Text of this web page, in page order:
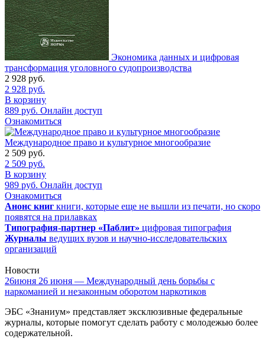
Экономика данных и цифровая
трансформация уголовного судопроизводства
2 928 руб.
2 928 руб.
В корзину
889 руб. Онлайн доступ
Ознакомиться
Международное право и культурное многообразие
2 509 руб.
2 509 руб.
В корзину
989 руб. Онлайн доступ
Ознакомиться
Анонс книг книги, которые еще не вышли из печати, но скоро
появятся на прилавках
Типография-партнер «Паблит» цифровая типография
Журналы ведущих вузов и научно-исследовательских
организаций
Новости
26июня 26 июня — Международный день борьбы с
наркоманией и незаконным оборотом наркотиков
ЭБС «Знаниум» представляет эксклюзивные федеральные
журналы, которые помогут сделать работу с молодежью более
содержательной.